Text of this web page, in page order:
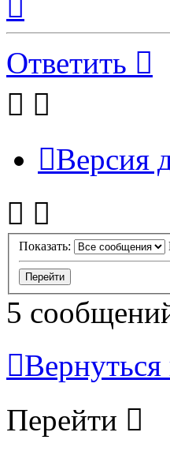
началу
Ответить
Версия
Показать:
5
Перейти